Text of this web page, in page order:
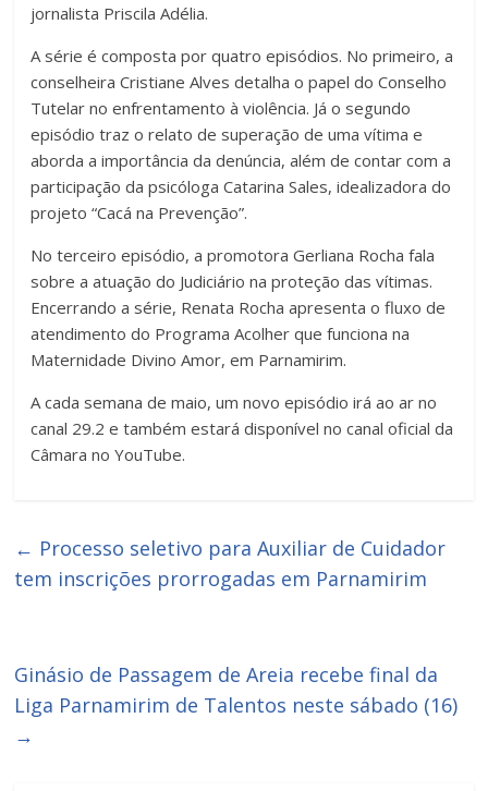
jornalista Priscila Adélia.
A série é composta por quatro episódios. No primeiro, a
conselheira Cristiane Alves detalha o papel do Conselho
Tutelar no enfrentamento à violência. Já o segundo
episódio traz o relato de superação de uma vítima e
aborda a importância da denúncia, além de contar com a
participação da psicóloga Catarina Sales, idealizadora do
projeto “Cacá na Prevenção”.
No terceiro episódio, a promotora Gerliana Rocha fala
sobre a atuação do Judiciário na proteção das vítimas.
Encerrando a série, Renata Rocha apresenta o fluxo de
atendimento do Programa Acolher que funciona na
Maternidade Divino Amor, em Parnamirim.
A cada semana de maio, um novo episódio irá ao ar no
canal 29.2 e também estará disponível no canal oficial da
Câmara no YouTube.
← Processo seletivo para Auxiliar de Cuidador
tem inscrições prorrogadas em Parnamirim
Ginásio de Passagem de Areia recebe final da
Liga Parnamirim de Talentos neste sábado (16)
→